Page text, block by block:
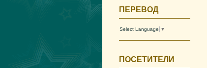
ПЕРЕВОД
Select Language ▼
ПОСЕТИТЕЛИ